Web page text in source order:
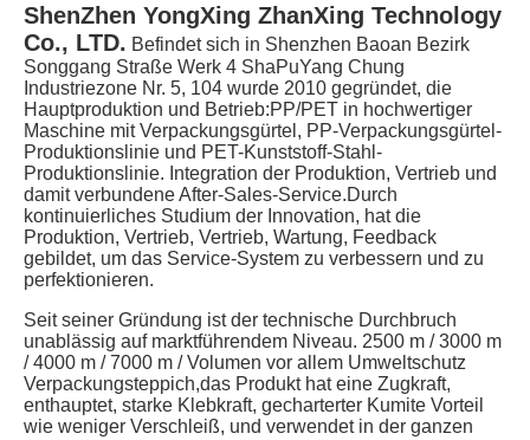
ShenZhen YongXing ZhanXing Technology
Co., LTD. Befindet sich in Shenzhen Baoan Bezirk
Songgang Straße Werk 4 ShaPuYang Chung
Industriezone Nr. 5, 104 wurde 2010 gegründet, die
Hauptproduktion und Betrieb:PP/PET in hochwertiger
Maschine mit Verpackungsgürtel, PP-Verpackungsgürtel-
Produktionslinie und PET-Kunststoff-Stahl-
Produktionslinie. Integration der Produktion, Vertrieb und
damit verbundene After-Sales-Service.Durch
kontinuierliches Studium der Innovation, hat die
Produktion, Vertrieb, Vertrieb, Wartung, Feedback
gebildet, um das Service-System zu verbessern und zu
perfektionieren.
Seit seiner Gründung ist der technische Durchbruch
unablässig auf marktführendem Niveau. 2500 m / 3000 m
/ 4000 m / 7000 m / Volumen vor allem Umweltschutz
Verpackungsteppich,das Produkt hat eine Zugkraft,
enthauptet, starke Klebkraft, gecharterter Kumite Vorteil
wie weniger Verschleiß, und verwendet in der ganzen